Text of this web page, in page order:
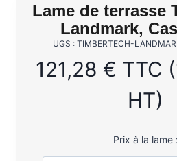
Lame de terrasse
Landmark,
UGS : TIMBERTECH-
121,28 € TTC (
HT)
Prix à la lame :